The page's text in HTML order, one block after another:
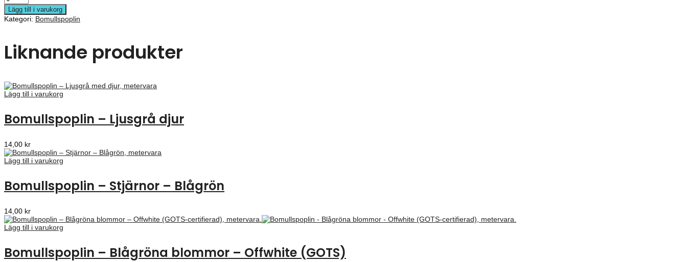
Lägg till i varukorg
Kategori: Bomullspoplin
Liknande produkter
Lägg till i varukorg
Bomullspoplin – Ljusgrå djur
14,00 kr
Lägg till i varukorg
Bomullspoplin – Stjärnor – Blågrön
14,00 kr
Lägg till i varukorg
Bomullspoplin – Blågröna blommor – Offwhite (GOTS)